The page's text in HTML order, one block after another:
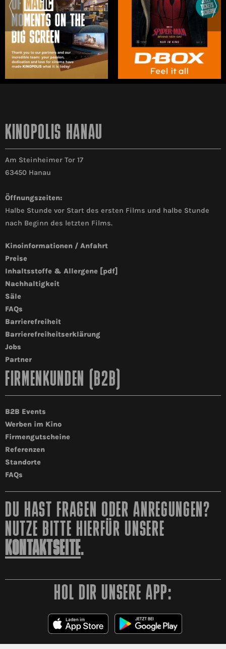
KINOPOLIS HANAU
Am Steinheimer Tor 17
63450 Hanau
Öffnungszeiten:
Halbe Stunde vor Start des ersten Films und halbe Stunde
nach Beginn des letzten Films.
Kinoinformationen / Anfahrt
Preise
Inhaltsstoffe & Allergene [pdf]
Nachhaltigkeit
Säle
FAQs
Barrierefreiheit
Barrierefreiheitserklärung
Jobs
Partner
FIRMENKUNDEN (B2B)
B2B Events
Werben im Kino
Firmengutscheine
Referenzen
Standorte
FAQs
DU HAST FRAGEN ODER ANREGUNGEN?
NUTZE BITTE HIERFÜR UNSERE
KONTAKTSEITE.
HOL DIR UNSERE APP: